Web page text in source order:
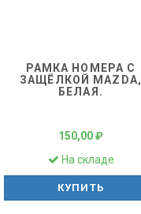
РАМКА НОМЕРА С
ЗАЩЁЛКОЙ MAZDA,
БЕЛАЯ.
150,00 ₽
На складе
КУПИТЬ